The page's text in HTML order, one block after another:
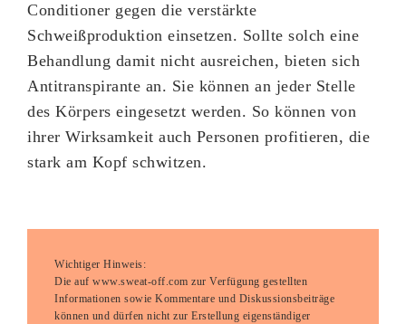
Conditioner gegen die verstärkte
Schweißproduktion einsetzen. Sollte solch eine
Behandlung damit nicht ausreichen, bieten sich
Antitranspirante an. Sie können an jeder Stelle
des Körpers eingesetzt werden. So können von
ihrer Wirksamkeit auch Personen profitieren, die
stark am Kopf schwitzen.
Wichtiger Hinweis:
Die auf www.sweat-off.com zur Verfügung gestellten
Informationen sowie Kommentare und Diskussionsbeiträge
können und dürfen nicht zur Erstellung eigenständiger